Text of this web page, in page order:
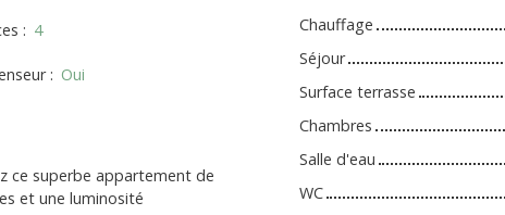
: 4
: Oui
ce superbe appartement de
et une luminosité
Chauffage
Séjour
Surface terrasse
Chambres
Salle d'eau
WC